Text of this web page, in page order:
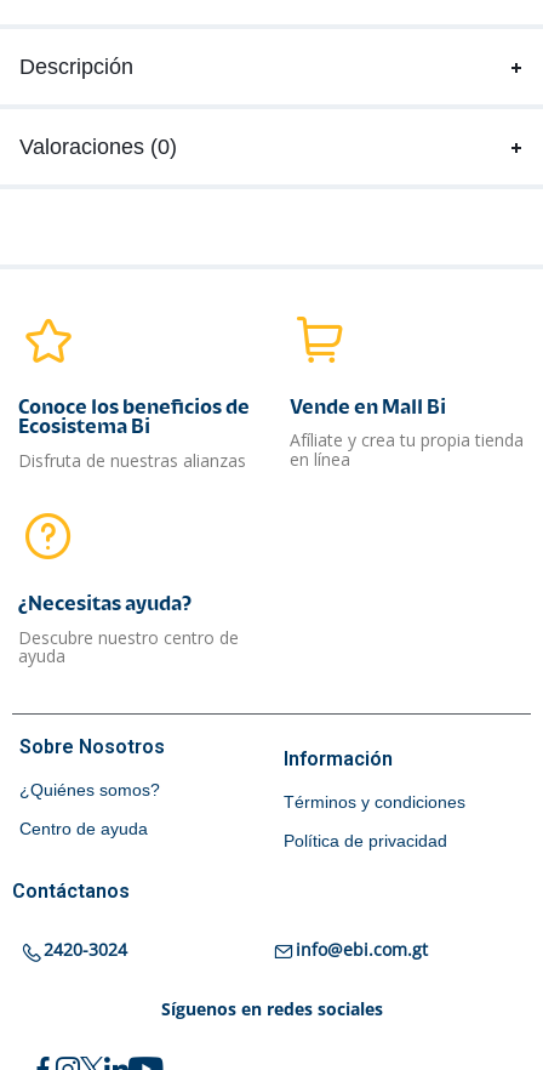
Descripción
Valoraciones (0)
Conoce los beneficios de
Ecosistema Bi
Disfruta de nuestras alianzas
Vende en Mall Bi
Afíliate y crea tu propia tienda
en línea
¿Necesitas ayuda?​
Descubre nuestro centro de
ayuda
Sobre Nosotros
¿Quiénes somos?
Centro de ayuda
Información
Términos y condiciones
Política de privacidad
Contáctanos
2420-3024 info@ebi.com.gt
Síguenos en redes sociales